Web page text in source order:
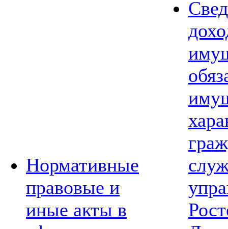
Нормативные
правовые и
иные акты в